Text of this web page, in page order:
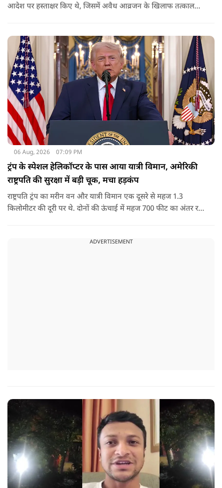
आदेश पर हस्ताक्षर किए थे, जिसमें अवैध आव्रजन के खिलाफ तत्काल
06 Aug, 2026 07:09 PM
ट्रंप के स्पेशल हेलिकॉप्टर के पास आया यात्री विमान, अमेरिकी
राष्ट्रपति की सुरक्षा में बड़ी चूक, मचा हड़कंप
राष्ट्रपति ट्रंप का मरीन वन और यात्री विमान एक दूसरे से महज 1.3
किलोमीटर की दूरी पर थे. दोनों की ऊंचाई में महज 700 फीट का अंतर रह
ADVERTISEMENT